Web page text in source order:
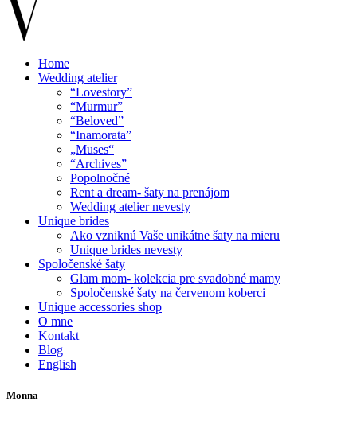
Home
Wedding atelier
“Lovestory”
“Murmur”
“Beloved”
“Inamorata”
„Muses“
“Archives”
Popolnočné
Rent a dream- šaty na prenájom
Wedding atelier nevesty
Unique brides
Ako vzniknú Vaše unikátne šaty na mieru
Unique brides nevesty
Spoločenské šaty
Glam mom- kolekcia pre svadobné mamy
Spoločenské šaty na červenom koberci
Unique accessories shop
O mne
Kontakt
Blog
English
Monna